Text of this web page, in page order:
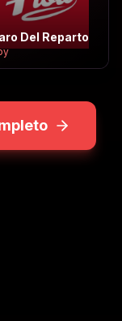
Del Reparto